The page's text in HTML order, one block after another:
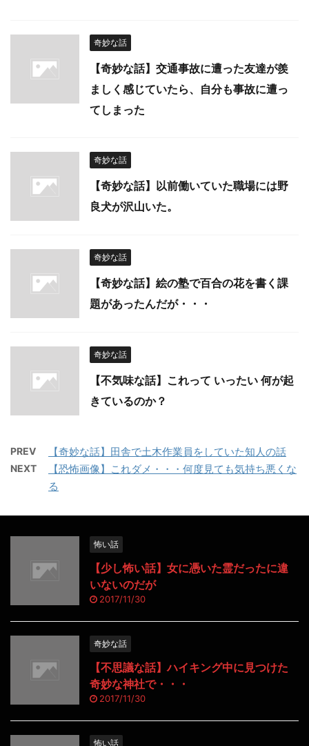
奇妙な話
【奇妙な話】交通事故に遭った友達が羨
ましく感じていたら、自分も事故に遭っ
てしまった
奇妙な話
【奇妙な話】以前働いていた職場には野
良犬が沢山いた。
奇妙な話
【奇妙な話】絵の塾で百合の花を書く課
題があったんだが・・・
奇妙な話
【不気味な話】これって いったい 何が起
きているのか？
PREV 【奇妙な話】田舎で土木作業員をしていた知人の話
NEXT
【恐怖画像】これダメ・・・何度見ても気持ち悪くな
る
怖い話
【少し怖い話】女に憑いた霊だったに違
いないのだが
2017/11/30
奇妙な話
【不思議な話】ハイキング中に見つけた
奇妙な神社で・・・
2017/11/30
怖い話